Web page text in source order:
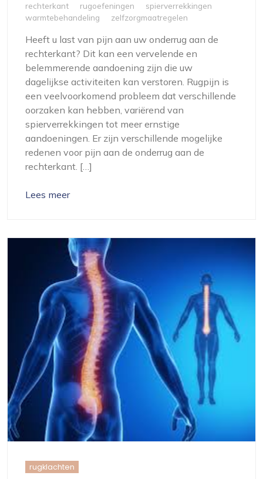
rechterkant
rugoefeningen
spierverrekkingen
warmtebehandeling
zelfzorgmaatregelen
Heeft u last van pijn aan uw onderrug aan de
rechterkant? Dit kan een vervelende en
belemmerende aandoening zijn die uw
dagelijkse activiteiten kan verstoren. Rugpijn is
een veelvoorkomend probleem dat verschillende
oorzaken kan hebben, variërend van
spierverrekkingen tot meer ernstige
aandoeningen. Er zijn verschillende mogelijke
redenen voor pijn aan de onderrug aan de
rechterkant. […]
Lees meer
rugklachten